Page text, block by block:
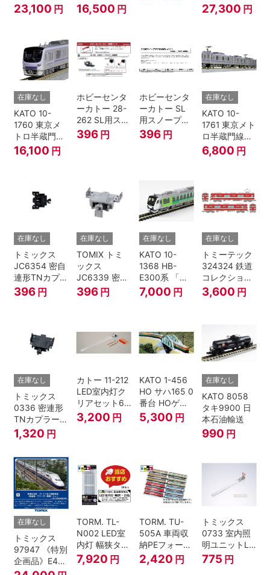
SUITE四季
島」基本セッ
23,100 円
SUITE四季
島」増結セッ
模型
16,500 円
ージ
27,300 円
在庫なし
KATO 10-
1760 東京メ
トロ半蔵門線
18000系 基本
6両セット N
16,100 円
ホビーセンタ
ーカトー 28-
262 SL用スノ
ープロウ1 前
面用 Nゲージ
396 円
ホビーセンタ
ーカトー SL
用スノープロ
ウ① 前面用
396 円
在庫なし
KATO 10-
1761 東京メト
ロ半蔵門線
18000系 増結
4両セット N
6,800 円
在庫なし
トミックス
JC6354 密自
連形TNカプラ
ーSP・黒(キ
ハ52-100用)
396 円
在庫なし
TOMIX トミ
ックス
JC6339 密連
形TNカプラー
(SP・グレ
転台側) 鉄道
模型 Nゲージ
396 円
在庫なし
KATO 10-
1368 HB-
E300系 「リ
ゾートビュー
ふるさと」 2
7,000 円
在庫なし
トミーテック
324324 鉄道
コレクション
名古屋鉄道
6000系 白帯
nゲージ
3,600 円
在庫なし
トミックス
0336 密連形
TNカプラー
(6個・SP・
黒)
1,320 円
カトー 11-212
LED室内灯ク
リアセット6
入 Nゲージ
3,200 円
KATO 1-456
HO サハ165 0
番台 HOゲー
ジ
5,300 円
在庫なし
KATO 8058
タキ9900 日
本石油輸送
990 円
在庫なし
トミックス
97947 《特別
企画品》E4系
上越新幹線 新
TORM. TL-
N002 LED室
内灯 幅狭タイ
プ・白色 10本
鉄道模型
7,920 円
TORM. TU-
505A 車両収
納PEフォーム
12両用 (ライ
トグレー) 2枚
2,420 円
トミックス
0733 室内照
明ユニットLC
(白色)
775 円